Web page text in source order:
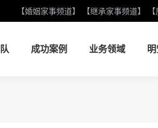
【婚姻家事频道】 【继承家事频道】
成功案例 业务领域
成功案例 业务领域 明